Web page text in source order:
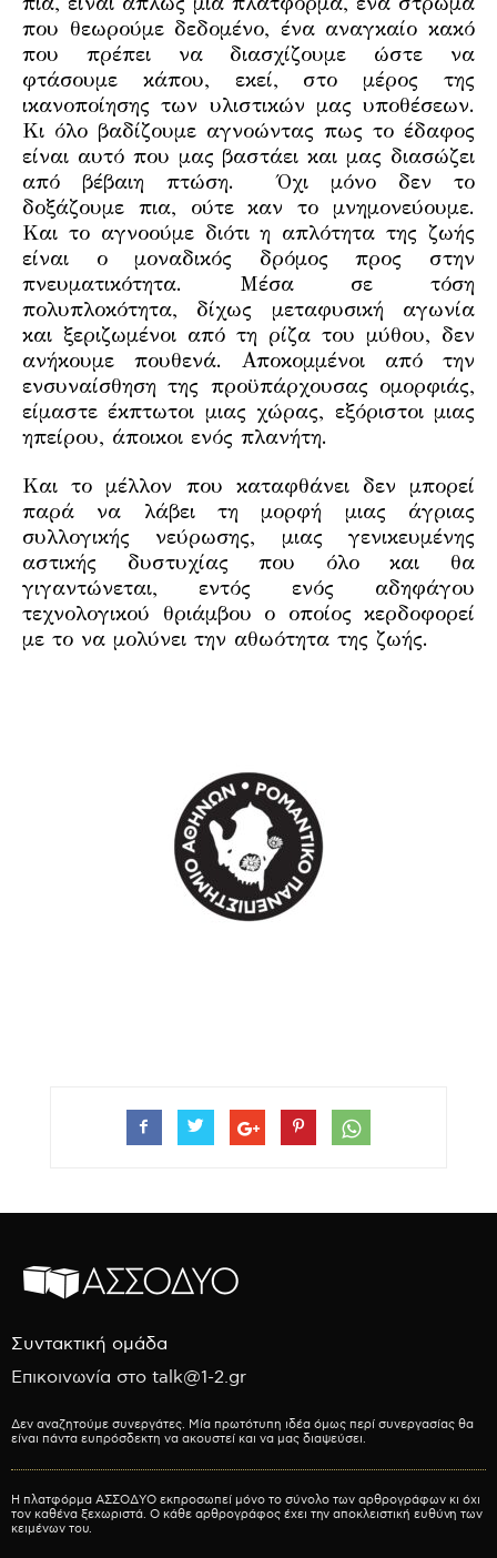
που θεωρούμε δεδομένο, ένα αναγκαίο κακό
που πρέπει να διασχίζουμε ώστε να
φτάσουμε κάπου, εκεί, στο μέρος της
ικανοποίησης των υλιστικών μας υποθέσεων.
Κι όλο βαδίζουμε αγνοώντας πως το έδαφος
είναι αυτό που μας βαστάει και μας διασώζει
από βέβαιη πτώση. Όχι μόνο δεν το
δοξάζουμε πια, ούτε καν το μνημονεύουμε.
Και το αγνοούμε διότι η απλότητα της ζωής
είναι ο μοναδικός δρόμος προς στην
πνευματικότητα. Μέσα σε τόση
πολυπλοκότητα, δίχως μεταφυσική αγωνία
και ξεριζωμένοι από τη ρίζα του μύθου, δεν
ανήκουμε πουθενά. Αποκομμένοι από την
ενσυναίσθηση της προϋπάρχουσας ομορφιάς,
είμαστε έκπτωτοι μιας χώρας, εξόριστοι μιας
ηπείρου, άποικοι ενός πλανήτη.
Και το μέλλον που καταφθάνει δεν μπορεί
παρά να λάβει τη μορφή μιας άγριας
συλλογικής νεύρωσης, μιας γενικευμένης
αστικής δυστυχίας που όλο και θα
γιγαντώνεται, εντός ενός αδηφάγου
τεχνολογικού θριάμβου ο οποίος κερδοφορεί
με το να μολύνει την αθωότητα της ζωής.
Συντακτική ομάδα
Επικοινωνία στο talk@1-2.gr
Δεν αναζητούμε συνεργάτες. Μία πρωτότυπη ιδέα όμως περί συνεργασίας θα
είναι πάντα ευπρόσδεκτη να ακουστεί και να μας διαψεύσει.
Η πλατφόρμα ΑΣΣΟΔΥΟ εκπροσωπεί μόνο το σύνολο των αρθρογράφων κι όχι
τον καθένα ξεχωριστά. Ο κάθε αρθρογράφος έχει την αποκλειστική ευθύνη των
κειμένων του.